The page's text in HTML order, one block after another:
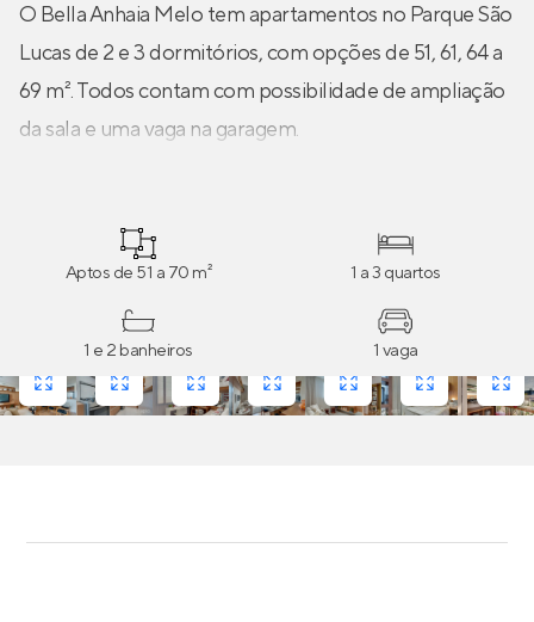
O Bella Anhaia Melo tem apartamentos no Parque São
Lucas de 2 e 3 dormitórios, com opções de 51, 61, 64 a
69 m². Todos contam com possibilidade de ampliação
da sala e uma vaga na garagem.
Aptos de 51 a 70 m² 1 a 3 quartos
1 e 2 banheiros 1 vaga